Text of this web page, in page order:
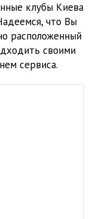
клубы Киева
что Вы
расположенный
своими
сервиса.